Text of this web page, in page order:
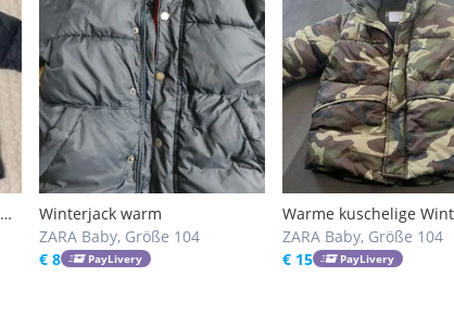
Winterjack warm
ZARA Baby, Größe 104
€ 8
PayLivery
Warme kuschelige
- unisex
ZARA Baby, Größe 104
€ 15
PayLivery